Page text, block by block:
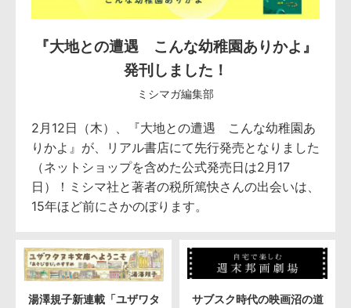
『大地との遭遇 こんな幼稚園ありかよ』
発刊しました！
ミシマガ編集部
2月12日（木）、『大地との遭遇 こんな幼稚園あ
りかよ』が、リアル書店にて先行発売となりました
（ネットショップを含めた公式発売日は2月17
日）！ミシマ社と著者の税所篤快さんの出会いは、
15年ほど前にさかのぼります。
湯澤規子新連載「ユザワタ
サブスク時代の映画沼の道